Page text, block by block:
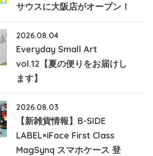
サウスに大阪店がオープン！
2026.08.04
Everyday Small Art
vol.12【夏の便りをお届けし
ます】
2026.08.03
【新雑貨情報】B-SIDE
LABEL×iFace First Class
MagSynq スマホケース 登